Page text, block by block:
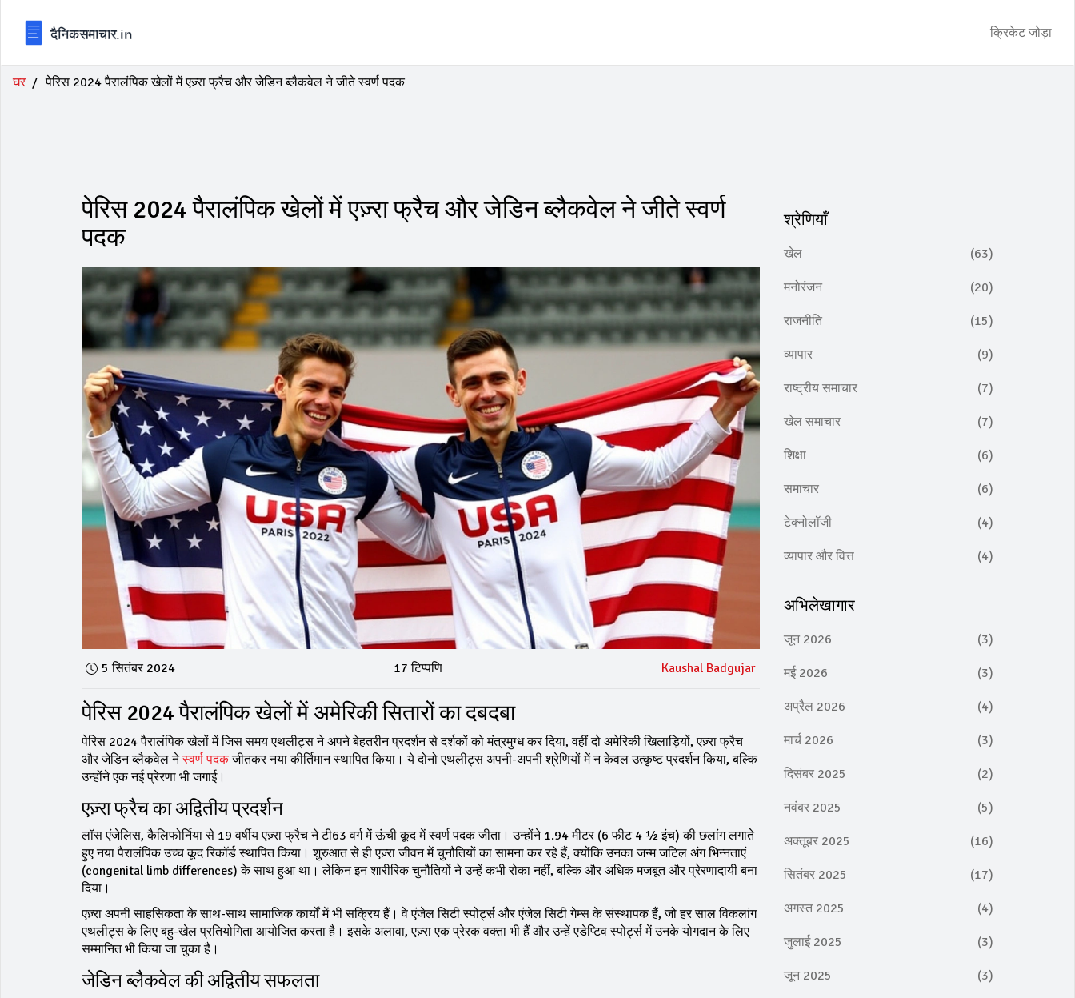
क्रिकेट जोड़ा
घर पेरिस 2024 पैरालंपिक खेलों में एज़्रा फ्रैच और जेडिन ब्लैकवेल ने जीते स्वर्ण पदक
पेरिस 2024 पैरालंपिक खेलों में एज़्रा फ्रैच और जेडिन ब्लैकवेल ने जीते स्वर्ण
पदक
5 सितंबर 2024 17 टिप्पणि Kaushal Badgujar
पेरिस 2024 पैरालंपिक खेलों में अमेरिकी सितारों का दबदबा
पेरिस 2024 पैरालंपिक खेलों में जिस समय एथलीट्स ने अपने बेहतरीन प्रदर्शन से दर्शकों को मंत्रमुग्ध कर दिया, वहीं दो अमेरिकी खिलाड़ियों, एज़्रा फ्रैच
और जेडिन ब्लैकवेल नेस्वर्ण पदकजीतकर नया कीर्तिमान स्थापित किया। ये दोनो एथलीट्स अपनी-अपनी श्रेणियों में न केवल उत्कृष्ट प्रदर्शन किया, बल्कि
उन्होंने एक नई प्रेरणा भी जगाई।
एज़्रा फ्रैच का अद्वितीय प्रदर्शन
लॉस एंजेलिस, कैलिफोर्निया से 19 वर्षीय एज़्रा फ्रैच ने टी63 वर्ग में ऊंची कूद में स्वर्ण पदक जीता। उन्होंने 1.94 मीटर (6 फीट 4 ½ इंच) की छलांग लगाते
हुए नया पैरालंपिक उच्च कूद रिकॉर्ड स्थापित किया। शुरुआत से ही एज़्रा जीवन में चुनौतियों का सामना कर रहे हैं, क्योंकि उनका जन्म जटिल अंग भिन्नताएं
(congenital limb differences) के साथ हुआ था। लेकिन इन शारीरिक चुनौतियों ने उन्हें कभी रोका नहीं, बल्कि और अधिक मजबूत और प्रेरणादायी बना
दिया।
एज़्रा अपनी साहसिकता के साथ-साथ सामाजिक कार्यों में भी सक्रिय हैं। वे एंजेल सिटी स्पोर्ट्स और एंजेल सिटी गेम्स के संस्थापक हैं, जो हर साल विकलांग
एथलीट्स के लिए बहु-खेल प्रतियोगिता आयोजित करता है। इसके अलावा, एज़्रा एक प्रेरक वक्ता भी हैं और उन्हें एडेप्टिव स्पोर्ट्स में उनके योगदान के लिए
सम्मानित भी किया जा चुका है।
जेडिन ब्लैकवेल की अद्वितीय सफलता
श्रेणियाँ
खेल (63)
मनोरंजन (20)
राजनीति (15)
व्यापार (9)
राष्ट्रीय समाचार (7)
खेल समाचार (7)
शिक्षा (6)
समाचार (6)
टेक्नोलॉजी (4)
व्यापार और वित्त (4)
अभिलेखागार
जून 2026 (3)
मई 2026 (3)
अप्रैल 2026 (4)
मार्च 2026 (3)
दिसंबर 2025 (2)
नवंबर 2025 (5)
अक्तूबर 2025 (16)
सितंबर 2025 (17)
अगस्त 2025 (4)
जुलाई 2025 (3)
जून 2025 (3)